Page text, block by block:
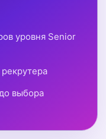
уровня Senior
выбора